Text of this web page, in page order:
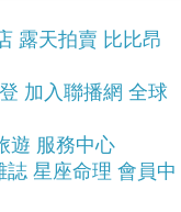
啦~~泳裝/比基尼
青蘋果香
露天拍賣 比比昂
加入聯播網 全球
遊 服務中心
誌 星座命理 會員中